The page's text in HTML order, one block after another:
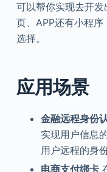
可以帮你实现去开
页、APP还有小程
选择。
应用场景
金融远程身份
实现用户信息
用户远程的身
电商支付绑卡